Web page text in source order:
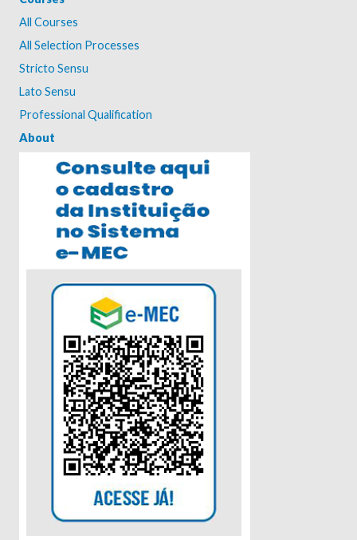
All Courses
All Selection Processes
Stricto Sensu
Lato Sensu
Professional Qualification
About